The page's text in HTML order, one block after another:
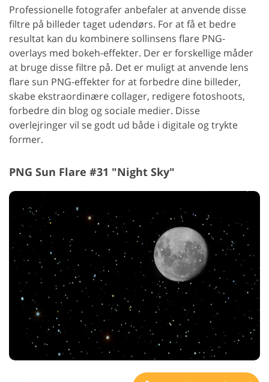
Professionelle fotografer anbefaler at anvende disse
filtre på billeder taget udendørs. For at få et bedre
resultat kan du kombinere sollinsens flare PNG-
overlays med bokeh-effekter. Der er forskellige måder
at bruge disse filtre på. Det er muligt at anvende lens
flare sun PNG-effekter for at forbedre dine billeder,
skabe ekstraordinære collager, redigere fotoshoots,
forbedre din blog og sociale medier. Disse
overlejringer vil se godt ud både i digitale og trykte
former.
PNG Sun Flare #31 "Night Sky"